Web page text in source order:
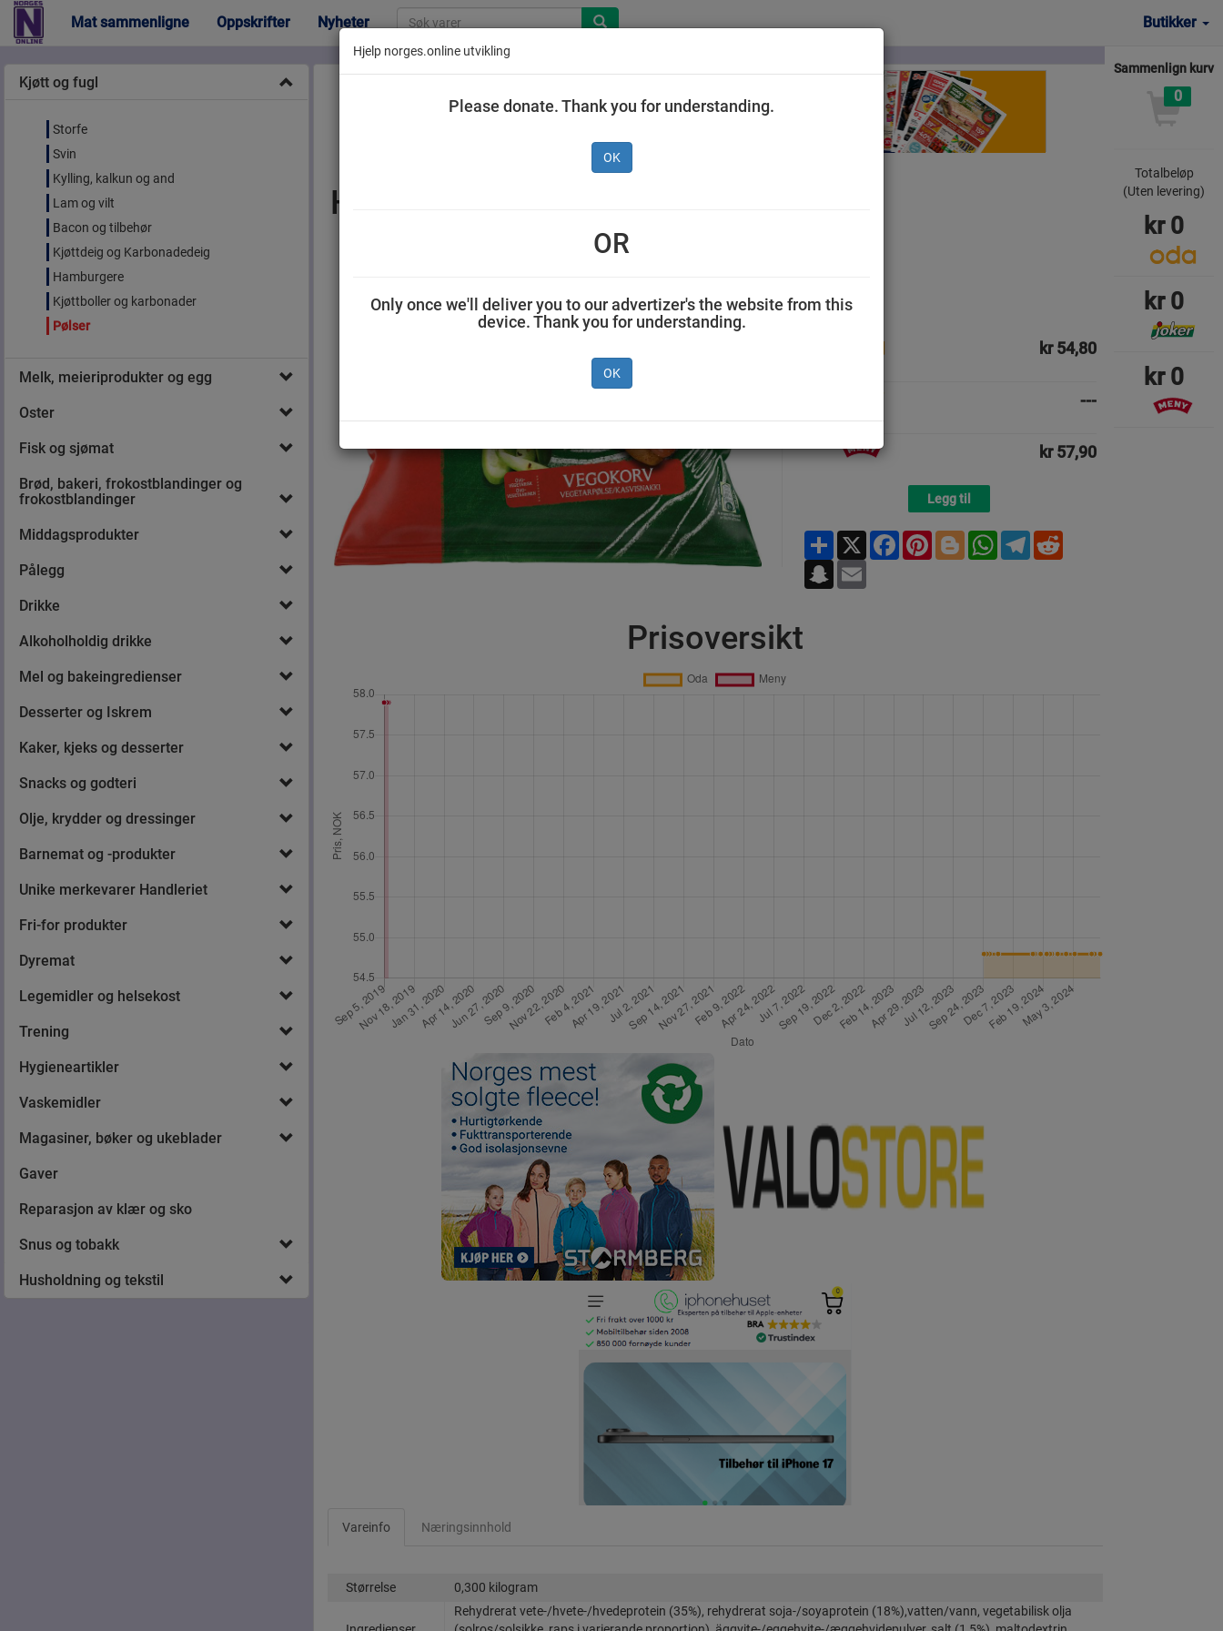
Mat sammenligne Oppskrifter Nyheter Butikker
Kjøtt og fugl
Storfe
Svin
Kylling, kalkun og and
Lam og vilt
Bacon og tilbehør
Kjøttdeig og Karbonadedeig
Hamburgere
Kjøttboller og karbonader
Pølser
Melk, meieriprodukter og egg
Oster
Fisk og sjømat
Brød, bakeri, frokostblandinger og
frokostblandinger
Middagsprodukter
Pålegg
Drikke
Alkoholholdig drikke
Mel og bakeingredienser
Desserter og Iskrem
Kaker, kjeks og desserter
Snacks og godteri
Olje, krydder og dressinger
Barnemat og -produkter
Unike merkevarer Handleriet
Fri-for produkter
Dyremat
Legemidler og helsekost
Trening
Hygieneartikler
Vaskemidler
Magasiner, bøker og ukeblader
Gaver
Reparasjon av klær og sko
Snus og tobakk
Husholdning og tekstil
Hälsans Kök Soyapølse 300 g
AS NESTLÉ NORGE 0,300 kilogram Hälsans Kök
kr 54,80
---
kr 57,90
Legg til
ShareX FacebookPinterestBloggerWhatsApp
TelegramReddit
Snapchat
Prisoversikt
Vareinfo Næringsinnhold
Størrelse 0,300 kilogram
Rehydrerat vete-/hvete-/hvedeprotein (35%), rehydrerat soja-/soyaprotein (18%),vatten/vann, vegetabilisk olja
Sammenlign kurv
0
Totalbeløp
(Uten levering)
kr 0
kr 0
kr 0
Hjelp norges.online utvikling
Please donate. Thank you for understanding.
OK
OR
Only once we'll deliver you to our advertizer's the website from this
device. Thank you for understanding.
OK